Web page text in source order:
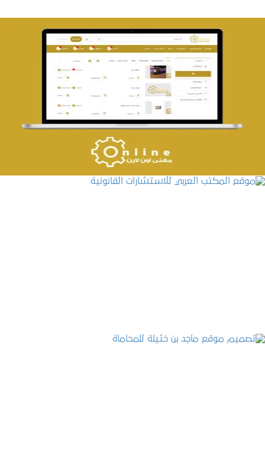
تصميم حراج مهنى
التفاصيل